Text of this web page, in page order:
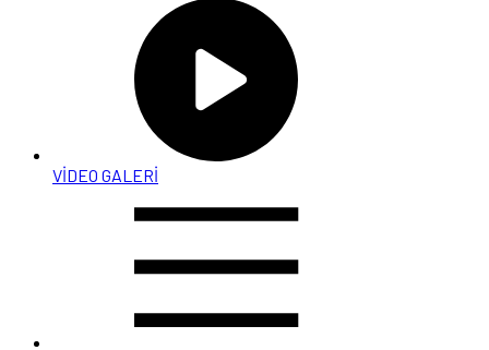
VİDEO GALERİ